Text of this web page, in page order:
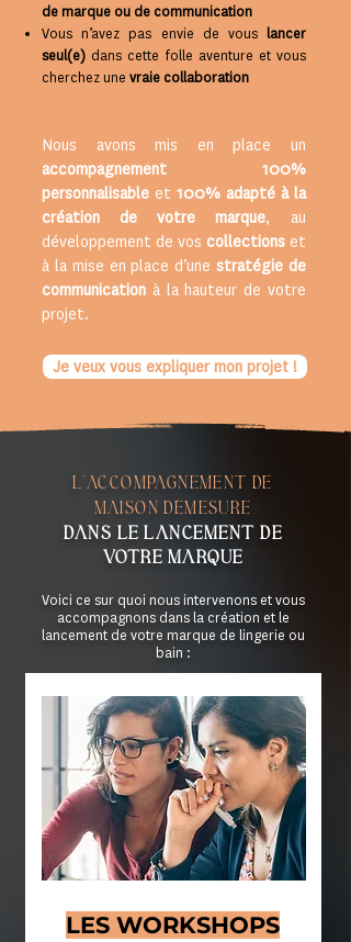
de marque ou de communication
Vous n’avez pas envie de vous lancer
seul(e) dans cette folle aventure et vous
cherchez une vraie collaboration
Nous avons mis en place un
accompagnement 100%
personnalisable et 100% adapté à la
création de votre marque, au
développement de vos collections et
à la mise en place d’unestratégie de
communication à la hauteur de votre
projet.
Je veux vous expliquer mon projet !
l'accompagnement de
maison démesure
dans le lancement de
votre marque
Voici ce sur quoi nous intervenons et vous
accompagnons dans la création et le
lancement de votre marque de lingerie ou
bain :
LES WORKSHOPS